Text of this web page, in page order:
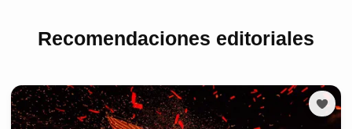
Recomendaciones editoriales